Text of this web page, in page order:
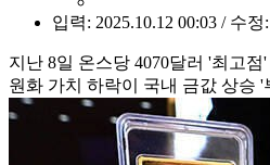
입력: 2025.10.12 00:03 / 수정
지난 8일 온스당 4070달러 '최고
원화 가치 하락이 국내 금값 상승 '